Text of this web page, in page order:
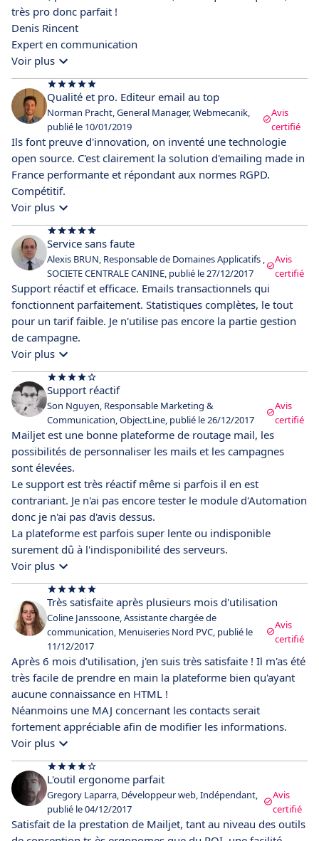
très pro donc parfait !
Denis Rincent
Expert en communication
Voir plus
Qualité et pro. Editeur email au top
Norman Pracht, General Manager, Webmecanik,
publié le 10/01/2019
Avis
certifié
Ils font preuve d'innovation, on inventé une technologie
open source. C'est clairement la solution d'emailing made in
France performante et répondant aux normes RGPD.
Compétitif.
Voir plus
Service sans faute
Alexis BRUN, Responsable de Domaines Applicatifs ,
SOCIETE CENTRALE CANINE, publié le 27/12/2017
Avis
certifié
Support réactif et efficace. Emails transactionnels qui
fonctionnent parfaitement. Statistiques complètes, le tout
pour un tarif faible. Je n'utilise pas encore la partie gestion
de campagne.
Voir plus
Support réactif
Son Nguyen, Responsable Marketing &
Communication, ObjectLine, publié le 26/12/2017
Avis
certifié
Mailjet est une bonne plateforme de routage mail, les
possibilités de personnaliser les mails et les campagnes
sont élevées.
Le support est très réactif même si parfois il en est
contrariant. Je n'ai pas encore tester le module d'Automation
donc je n'ai pas d'avis dessus.
La plateforme est parfois super lente ou indisponible
surement dû à l'indisponibilité des serveurs.
Voir plus
Très satisfaite après plusieurs mois d'utilisation
Coline Janssoone, Assistante chargée de
communication, Menuiseries Nord PVC, publié le
11/12/2017
Avis
certifié
Après 6 mois d'utilisation, j'en suis très satisfaite ! Il m'as été
très facile de prendre en main la plateforme bien qu'ayant
aucune connaissance en HTML !
Néanmoins une MAJ concernant les contacts serait
fortement appréciable afin de modifier les informations.
Voir plus
L'outil ergonome parfait
Gregory Laparra, Développeur web, Indépendant,
publié le 04/12/2017
Avis
certifié
Satisfait de la prestation de Mailjet, tant au niveau des outils